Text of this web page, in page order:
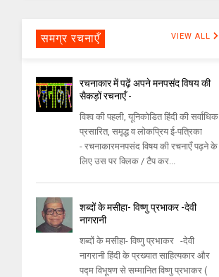
समग्र रचनाएँ VIEW ALL
रचनाकार में पढ़ें अपने मनपसंद विषय की
सैकड़ों रचनाएँ -
विश्व की पहली, यूनिकोडित हिंदी की सर्वाधिक
प्रसारित, समृद्ध व लोकप्रिय ई-पत्रिका
- रचनाकारमनपसंद विषय की रचनाएँ पढ़ने के
लिए उस पर क्लिक / टैप कर...
शब्दों के मसीहा- विष्णु प्रभाकर -देवी
नागरानी
शब्दों के मसीहा- विष्णु प्रभाकर -देवी
नागरानी हिंदी के प्रख्यात साहित्यकार और
पद्म विभूषण से सम्मानित विष्णु प्रभाकर (